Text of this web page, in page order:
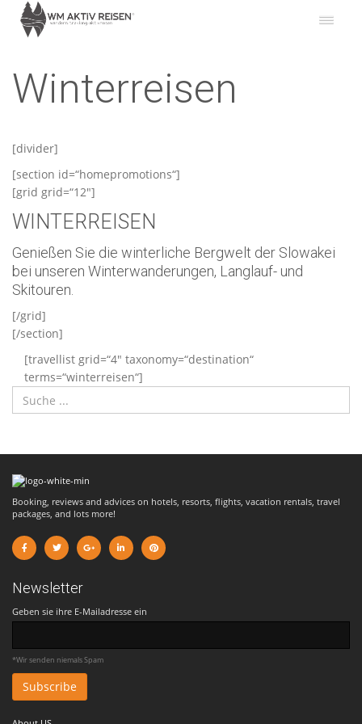
Winterreisen
[divider]
[section id=“homepromotions“]
[grid grid=“12″]
WINTERREISEN
Genießen Sie die winterliche Bergwelt der Slowakei
bei unseren Winterwanderungen, Langlauf- und
Skitouren.
[/grid]
[/section]
[travellist grid=“4″ taxonomy=“destination“
terms=“winterreisen“]
Booking, reviews and advices on hotels, resorts, flights, vacation rentals, travel
packages, and lots more!
Newsletter
Geben sie ihre E-Mailadresse ein
*Wir senden niemals Spam